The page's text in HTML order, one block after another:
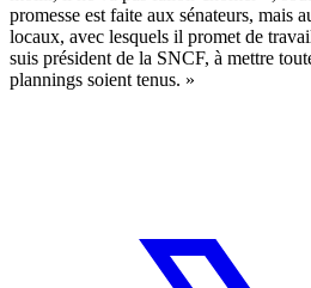
promesse est faite aux sénateurs, mais
locaux, avec lesquels il promet de
suis président de la SNCF, à mettre
plannings soient tenus. »